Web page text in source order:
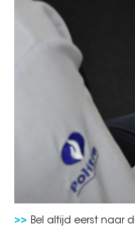
Bel altijd eerst naar